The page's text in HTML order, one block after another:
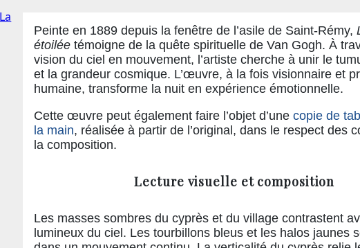
Peinte en 1889 depuis la fenêtre de l’asile de Saint-Rémy,
étoiléetémoigne de la quête spirituelle de Van Gogh. À
vision du ciel en mouvement, l’artiste cherche à unir le
et la grandeur cosmique. L’œuvre, à la fois visionnaire et
humaine, transforme la nuit en expérience émotionnelle.
Cette œuvre peut également faire l’objet d’une copie de
la main, réalisée à partir de l’original, dans le respect des
la composition.
Lecture visuelle et composition
Les masses sombres du cyprès et du village contrastent
lumineux du ciel. Les tourbillons bleus et les halos jaunes